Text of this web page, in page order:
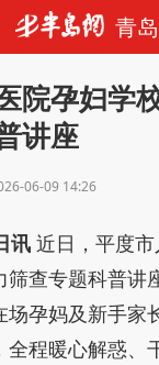
青岛
院孕妇学
讲座
06-09 14:26
讯 近日，平度
筛查专题科普讲
孕妈及新手家
程暖心解惑、